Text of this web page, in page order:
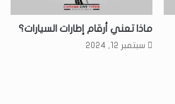
ماذا تعني أرقام إطارات السيارات؟
سبتمبر 12, 2024